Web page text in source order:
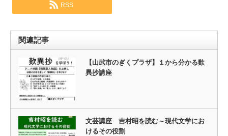
RSS
関連記事
【山武市のぎくプラザ】１から分かる歎
異抄講座
文芸講座 吉村昭を読む～現代文学にお
けるその役割